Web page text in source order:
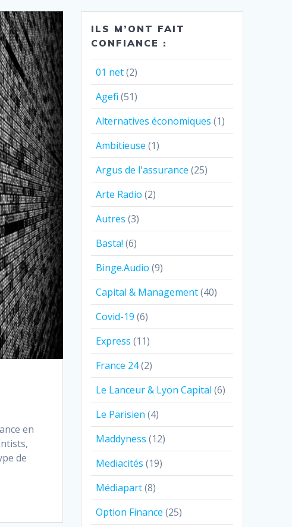
en
de
ILS M’ONT FAIT
CONFIANCE :
01 net(2)
Agefi (51)
Alternatives économiques (1)
Ambitieuse (1)
Argus de l'assurance (25)
Arte Radio (2)
Autres (3)
Basta! (6)
Binge.Audio (9)
Capital & Management(40)
Covid-19 (6)
Express (11)
France 24(2)
Le Lanceur & Lyon Capital (6)
Le Parisien (4)
Maddyness (12)
Mediacités (19)
Médiapart(8)
Option Finance (25)